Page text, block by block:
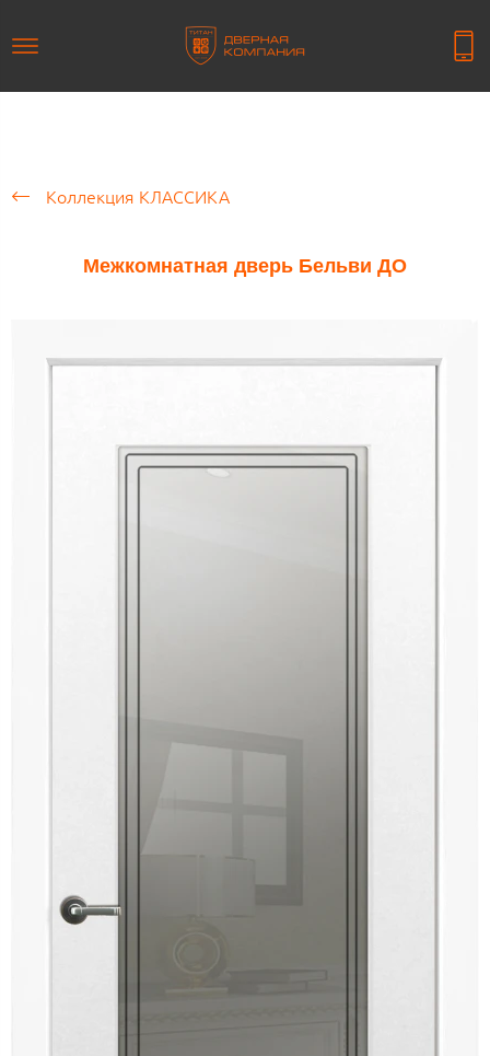
Коллекция КЛАССИКА
Межкомнатная дверь Бельви ДО